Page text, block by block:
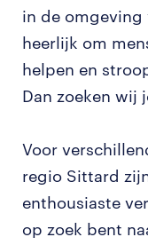
in de omgeving
heerlijk om
helpen en
Dan zoeken wij
Voor
regio Sittard
enthousiaste
op zoek bent